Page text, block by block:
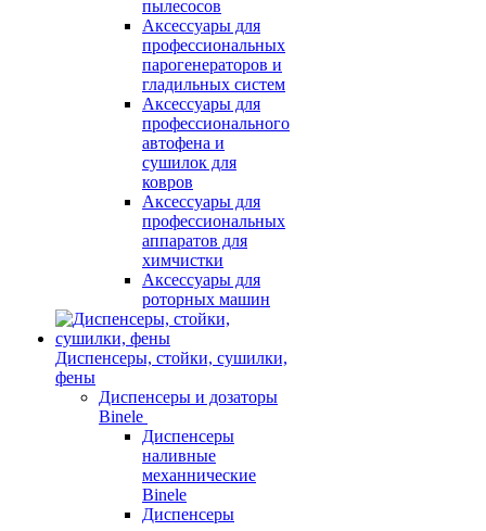
пылесосов
Аксессуары для
профессиональных
парогенераторов и
гладильных систем
Аксессуары для
профессионального
автофена и
сушилок для
ковров
Аксессуары для
профессиональных
аппаратов для
химчистки
Аксессуары для
роторных машин
Диспенсеры, стойки, сушилки,
фены
Диспенсеры и дозаторы
Binele
Диспенсеры
наливные
механнические
Binele
Диспенсеры